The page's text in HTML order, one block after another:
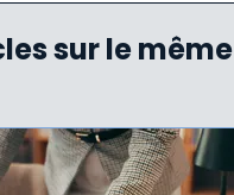
sur le même